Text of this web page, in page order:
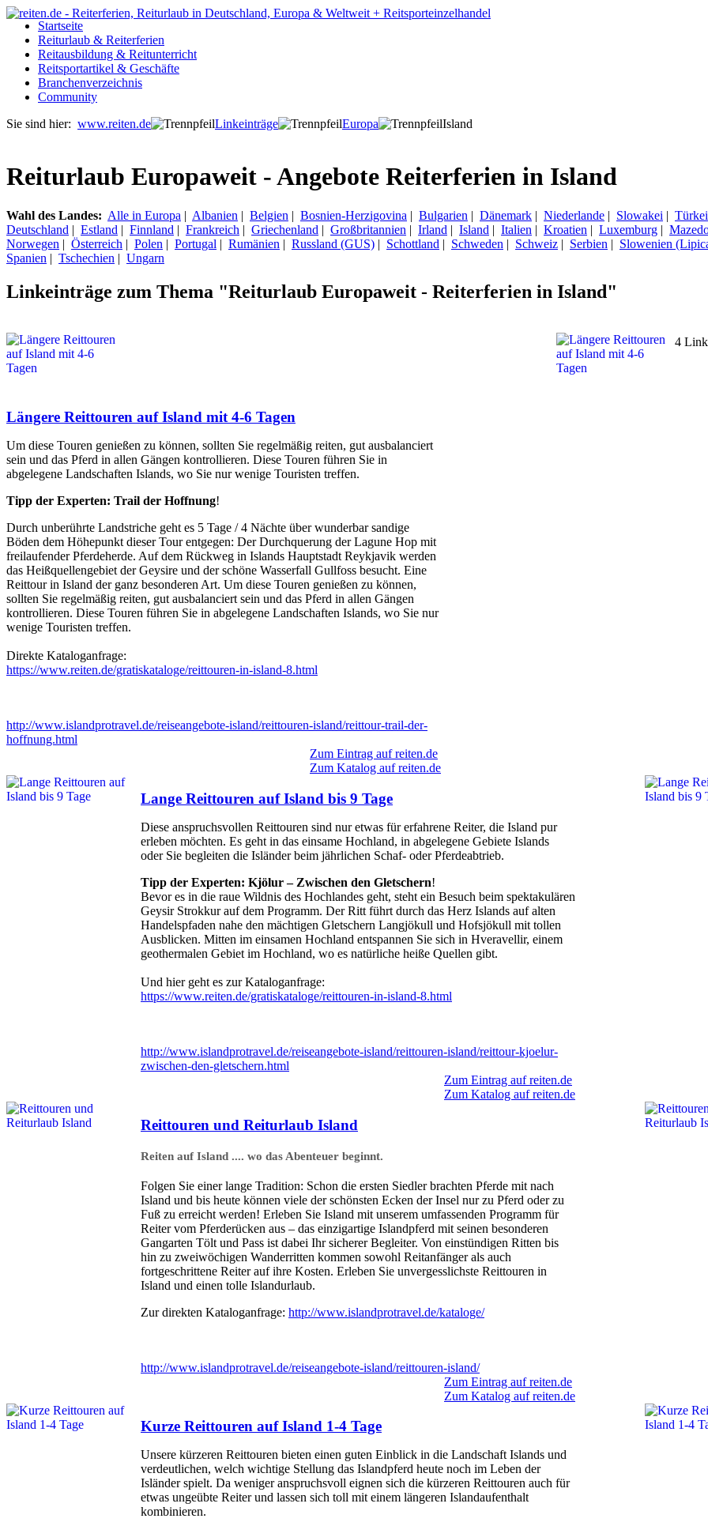
Startseite
Reiturlaub & Reiterferien
Reitausbildung & Reitunterricht
Reitsportartikel & Geschäfte
Branchenverzeichnis
Community
Sie sind hier: www.reiten.de Linkeinträge Europa Island
Reiturlaub Europaweit - Angebote Reiterferien in Island
Wahl des Landes: Alle in Europa | Albanien | Belgien | Bosnien-Herzigovina | Bulgarien | Dänemark | Niederlande | Slowakei | Türkei
Deutschland | Estland | Finnland | Frankreich | Griechenland | Großbritannien | Irland | Island | Italien | Kroatien | Luxemburg |
Norwegen | Österreich | Polen | Portugal | Rumänien | Russland (GUS) | Schottland | Schweden | Schweiz | Serbien | Slowenien
Spanien | Tschechien | Ungarn
Linkeinträge zum Thema "Reiturlaub Europaweit - Reiterferien in Island"
4
Längere Reittouren auf Island mit 4-6 Tagen
Um diese Touren genießen zu können, sollten Sie regelmäßig reiten, gut ausbalanciert
sein und das Pferd in allen Gängen kontrollieren. Diese Touren führen Sie in
abgelegene Landschaften Islands, wo Sie nur wenige Touristen treffen.
Tipp der Experten: Trail der Hoffnung!
Durch unberührte Landstriche geht es 5 Tage / 4 Nächte über wunderbar sandige
Böden dem Höhepunkt dieser Tour entgegen: Der Durchquerung der Lagune Hop mit
freilaufender Pferdeherde. Auf dem Rückweg in Islands Hauptstadt Reykjavik werden
das Heißquellengebiet der Geysire und der schöne Wasserfall Gullfoss besucht. Eine
Reittour in Island der ganz besonderen Art. Um diese Touren genießen zu können,
sollten Sie regelmäßig reiten, gut ausbalanciert sein und das Pferd in allen Gängen
kontrollieren. Diese Touren führen Sie in abgelegene Landschaften Islands, wo Sie nur
wenige Touristen treffen.
Direkte Kataloganfrage:
https://www.reiten.de/gratiskataloge/reittouren-in-island-8.html
http://www.islandprotravel.de/reiseangebote-island/reittouren-island/reittour-trail-der-
hoffnung.html
Zum Eintrag auf reiten.de
Zum Katalog auf reiten.de
Lange Reittouren auf Island bis 9 Tage
Diese anspruchsvollen Reittouren sind nur etwas für erfahrene Reiter, die Island pur
erleben möchten. Es geht in das einsame Hochland, in abgelegene Gebiete Islands
oder Sie begleiten die Isländer beim jährlichen Schaf- oder Pferdeabtrieb.
Tipp der Experten: Kjölur – Zwischen den Gletschern!
Bevor es in die raue Wildnis des Hochlandes geht, steht ein Besuch beim spektakulären
Geysir Strokkur auf dem Programm. Der Ritt führt durch das Herz Islands auf alten
Handelspfaden nahe den mächtigen Gletschern Langjökull und Hofsjökull mit tollen
Ausblicken. Mitten im einsamen Hochland entspannen Sie sich in Hveravellir, einem
geothermalen Gebiet im Hochland, wo es natürliche heiße Quellen gibt.
Und hier geht es zur Kataloganfrage:
https://www.reiten.de/gratiskataloge/reittouren-in-island-8.html
http://www.islandprotravel.de/reiseangebote-island/reittouren-island/reittour-kjoelur-
zwischen-den-gletschern.html
Zum Eintrag auf reiten.de
Zum Katalog auf reiten.de
Reittouren und Reiturlaub Island
Reiten auf Island .... wo das Abenteuer beginnt.
Folgen Sie einer lange Tradition: Schon die ersten Siedler brachten Pferde mit nach
Island und bis heute können viele der schönsten Ecken der Insel nur zu Pferd oder zu
Fuß zu erreicht werden! Erleben Sie Island mit unserem umfassenden Programm für
Reiter vom Pferderücken aus – das einzigartige Islandpferd mit seinen besonderen
Gangarten Tölt und Pass ist dabei Ihr sicherer Begleiter. Von einstündigen Ritten bis
hin zu zweiwöchigen Wanderritten kommen sowohl Reitanfänger als auch
fortgeschrittene Reiter auf ihre Kosten. Erleben Sie unvergesslichste Reittouren in
Island und einen tolle Islandurlaub.
Zur direkten Kataloganfrage: http://www.islandprotravel.de/kataloge/
http://www.islandprotravel.de/reiseangebote-island/reittouren-island/
Zum Eintrag auf reiten.de
Zum Katalog auf reiten.de
Kurze Reittouren auf Island 1-4 Tage
Unsere kürzeren Reittouren bieten einen guten Einblick in die Landschaft Islands und
verdeutlichen, welch wichtige Stellung das Islandpferd heute noch im Leben der
Isländer spielt. Da weniger anspruchsvoll eignen sich die kürzeren Reittouren auch für
etwas ungeübte Reiter und lassen sich toll mit einem längeren Islandaufenthalt
kombinieren.